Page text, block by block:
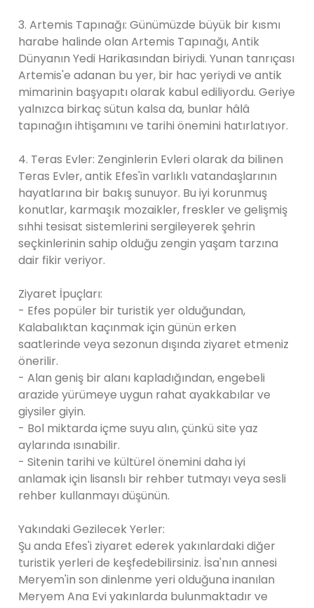
3. Artemis Tapınağı: Günümüzde büyük bir kısmı
harabe halinde olan Artemis Tapınağı, Antik
Dünyanın Yedi Harikasından biriydi. Yunan tanrıçası
Artemis'e adanan bu yer, bir hac yeriydi ve antik
mimarinin başyapıtı olarak kabul ediliyordu. Geriye
yalnızca birkaç sütun kalsa da, bunlar hâlâ
tapınağın ihtişamını ve tarihi önemini hatırlatıyor.
4. Teras Evler: Zenginlerin Evleri olarak da bilinen
Teras Evler, antik Efes'in varlıklı vatandaşlarının
hayatlarına bir bakış sunuyor. Bu iyi korunmuş
konutlar, karmaşık mozaikler, freskler ve gelişmiş
sıhhi tesisat sistemlerini sergileyerek şehrin
seçkinlerinin sahip olduğu zengin yaşam tarzına
dair fikir veriyor.
Ziyaret İpuçları:
- Efes popüler bir turistik yer olduğundan,
Kalabalıktan kaçınmak için günün erken
saatlerinde veya sezonun dışında ziyaret etmeniz
önerilir.
- Alan geniş bir alanı kapladığından, engebeli
arazide yürümeye uygun rahat ayakkabılar ve
giysiler giyin.
- Bol miktarda içme suyu alın, çünkü site yaz
aylarında ısınabilir.
- Sitenin tarihi ve kültürel önemini daha iyi
anlamak için lisanslı bir rehber tutmayı veya sesli
rehber kullanmayı düşünün.
Yakındaki Gezilecek Yerler:
Şu anda Efes'i ziyaret ederek yakınlardaki diğer
turistik yerleri de keşfedebilirsiniz. İsa'nın annesi
Meryem'in son dinlenme yeri olduğuna inanılan
Meryem Ana Evi yakınlarda bulunmaktadır ve